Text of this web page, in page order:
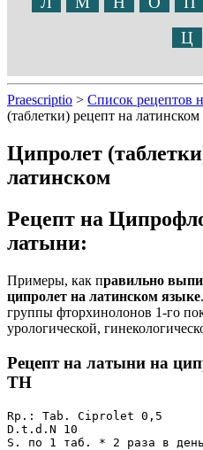
Ц
Praescriptio > Список рецептов
(таблетки) рецепт на латинском
Ципролет
латинском
Рецепт на
латыни:
Примеры, как правильно
ципролет на латинском языке
группы фторхинолонов 1-го
урологической,
Рецепт на латыни на
ТН
Rp.: Tab. Ciprolet 0,5
D.t.d.N 10
S. по 1 таб. * 2 раза в